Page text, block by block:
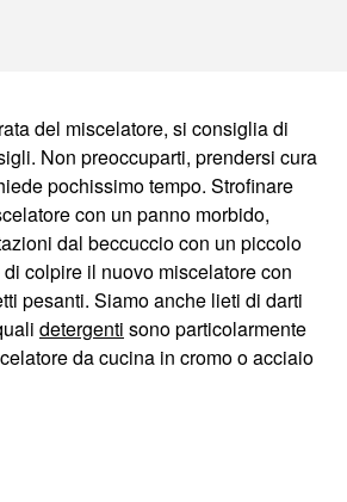
del miscelatore, si consiglia di
Non preoccuparti, prendersi cura
pochissimo tempo. Strofinare
con un panno morbido,
dal beccuccio con un piccolo
colpire il nuovo miscelatore con
pesanti. Siamo anche lieti di darti
detergenti sono particolarmente
da cucina in cromo o acciaio